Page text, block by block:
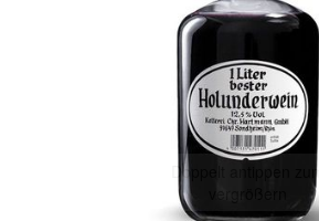
Doppelt antippen zum